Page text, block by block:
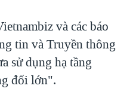
và các báo
tin và Truyền thông
sử dụng hạ tầng
đối lớn".